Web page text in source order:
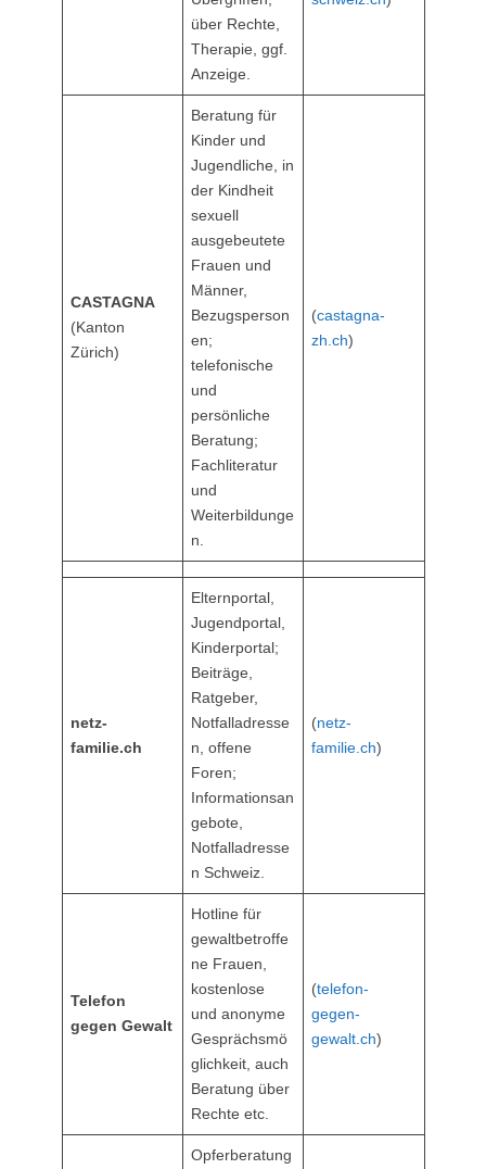
über Rechte,
Therapie, ggf.
Anzeige.
CASTAGNA
(Kanton
Zürich)
Beratung für
Kinder und
Jugendliche, in
der Kindheit
sexuell
ausgebeutete
Frauen und
Männer,
Bezugsperson
en;
telefonische
und
persönliche
Beratung;
Fachliteratur
und
Weiterbildunge
n.
(castagna-
zh.ch)
netz-
familie.ch
Elternportal,
Jugendportal,
Kinderportal;
Beiträge,
Ratgeber,
Notfalladresse
n, offene
Foren;
Informationsan
gebote,
Notfalladresse
n Schweiz.
(netz-
familie.ch)
Telefon
gegen Gewalt
Hotline für
gewaltbetroffe
ne Frauen,
kostenlose
und anonyme
Gesprächsmö
glichkeit, auch
Beratung über
Rechte etc.
(telefon-
gegen-
gewalt.ch)
Opferberatung